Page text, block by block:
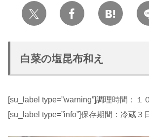
白菜の塩昆布和え
[su_label type=”warning”]調理時間：１
[su_label type=”info”]保存期間：冷蔵３